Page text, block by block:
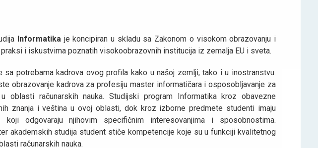
Informatikaje koncipiran u skladu sa Zakonom o visokom obrazovanju i
i iskustvima poznatih visokoobrazovnih institucija iz zemalјa EU i sveta.
potrebama kadrova ovog profila kako u našoj zemlјi, tako i u inostranstvu.
obrazovanje kadrova za profesiju master informatičara i osposoblјavanje za
oblasti računarskih nauka. Studijski program Informatika kroz obavezne
znanja i veština u ovoj oblasti, dok kroz izborne predmete studenti imaju
odgovaraju njihovim specifičnim interesovanjima i sposobnostima.
akademskih studija student stiče kompetencije koje su u funkciji kvalitetnog
računarskih nauka.